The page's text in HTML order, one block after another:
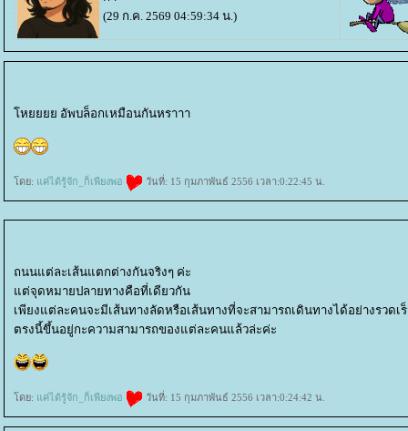
(29 ก.ค. 2569 04:59:34 น.)
หยยยย อัพบล็อกเหมือนกันหราาา
ดย: ค่ได้รู้จัก_ก็เพียงพอ วันที่: 15 กุมภาพันธ์ 2556 เวลา:0:22:45 น.
ถนนแต่ละเส้นแตกต่างกันจริงๆ ค่ะ
ต่จุดหมายปลายทางคือที่เดียวกัน
เพียงแต่ละคนจะมีเส้นทางลัดหรือเส้นทางที่จะสามารถเดินทางได้อย่างรวด
ตรงนี้ขึ้นอยู่กะความสามารถของแต่ละคนแล้วล่ะค่ะ
ดย: ค่ได้รู้จัก_ก็เพียงพอ วันที่: 15 กุมภาพันธ์ 2556 เวลา:0:24:42 น.